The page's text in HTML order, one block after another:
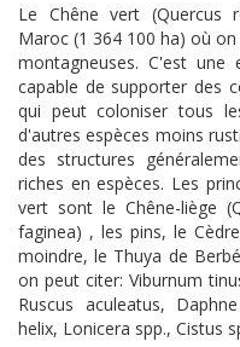
Le Chêne vert (Quercus
Maroc (1 364 100 ha) où
montagneuses. C'est une
capable de supporter des
qui peut coloniser tous
d'autres espèces moins
des structures
riches en espèces. Les
vert sont le Chêne-liège
faginea) , les pins, le
moindre, le Thuya de
on peut citer: Viburnum
Ruscus aculeatus,
helix, Lonicera spp., Cistus